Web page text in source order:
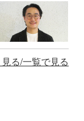
見る/一覧で見る